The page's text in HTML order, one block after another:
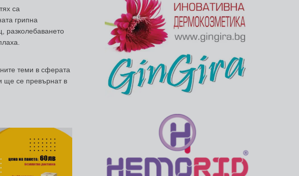
са
грипна
разколебаването
теми в сферата
ще се превърнат в